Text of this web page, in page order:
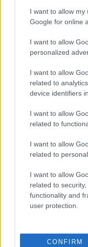
I want to allow
Google for online
I want to allow
personalized
I want to allow
related to
device identifiers
I want to allow
related to
I want to allow
related to
I want to allow
related to
functionality and
user protection.
CONFIRM
És ezzel meg is
kulcs az érzés. Ha
egy határon, sérti
beszélhetünk.
simogató kézről, az
a személyi
mögött történő